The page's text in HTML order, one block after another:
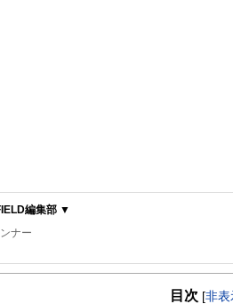
編集部 ▼
ナー
金融、経済に関する記事を、日々の暮らし
目次 [非表